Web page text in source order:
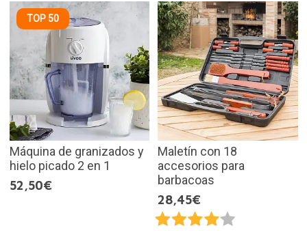
TOP 50
Máquina de granizados y
hielo picado 2 en 1
52,50€
Maletín con 18
accesorios para
barbacoas
28,45€